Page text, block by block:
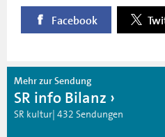
Facebook
Mehr zur Sendung
SR info Bilanz
SR kultur| 432 Sendungen